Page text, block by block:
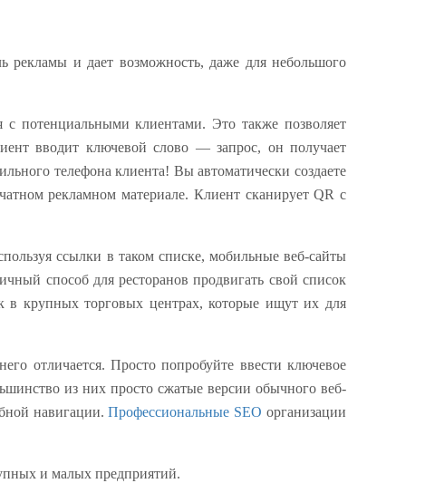
и дает возможность, даже для небольшого
потенциальными клиентами. Это также позволяет
вводит ключевой слово — запрос, он получает
телефона клиента! Вы автоматически создаете
рекламном материале. Клиент сканирует QR с
ссылки в таком списке, мобильные веб-сайты
способ для ресторанов продвигать свой список
в крупных торговых центрах, которые ищут их для
отличается. Просто попробуйте ввести ключевое
из них просто сжатые версии обычного веб-
навигации.Профессиональные SEOорганизации
и малых предприятий.